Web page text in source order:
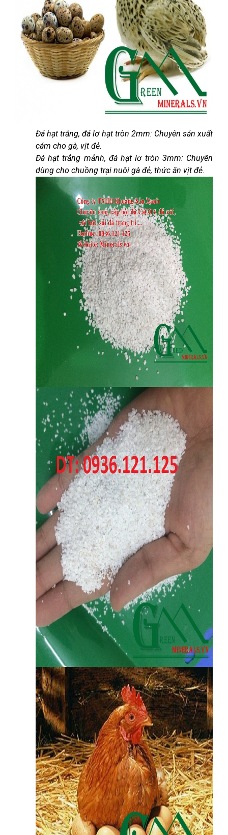
Đá hạt trắng, đá lơ hạt tròn 2mm: Chuyên sản xuất
cám cho gà, vịt đẻ.
Đá hạt trắng mảnh, đá hạt lơ tròn 3mm: Chuyên
dùng cho chuồng trại nuôi gà đẻ, thức ăn vịt đẻ.